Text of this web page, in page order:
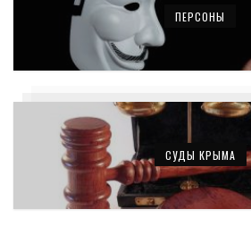
ПЕРСОНЫ
СУДЫ КРЫМА